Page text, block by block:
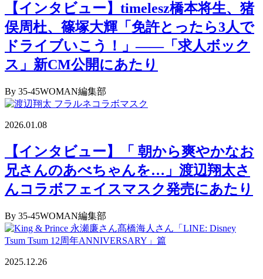
【インタビュー】timelesz橋本将生、猪
俣周杜、篠塚大輝「免許とったら3人で
ドライブいこう！」――「求人ボック
ス」新CM公開にあたり
By 35-45WOMAN編集部
2026.01.08
【インタビュー】「 朝から爽やかなお
兄さんのあべちゃんを…」渡辺翔太さ
んコラボフェイスマスク発売にあたり
By 35-45WOMAN編集部
2025.12.26